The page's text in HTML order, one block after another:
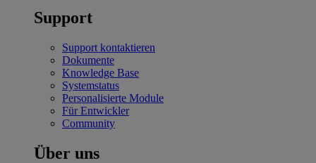
Support
Support kontaktieren
Dokumente
Knowledge Base
Systemstatus
Personalisierte Module
Für Entwickler
Community
Über uns